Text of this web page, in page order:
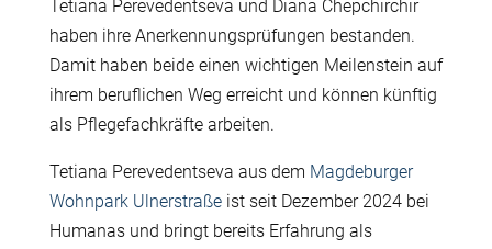
Tetiana Perevedentseva und Diana Chepchirchir
haben ihre Anerkennungsprüfungen bestanden.
Damit haben beide einen wichtigen Meilenstein auf
ihrem beruflichen Weg erreicht und können künftig
als Pflegefachkräfte arbeiten.
Tetiana Perevedentseva aus dem Magdeburger
Wohnpark Ulnerstraßeist seit Dezember 2024 bei
Humanas und bringt bereits Erfahrung als